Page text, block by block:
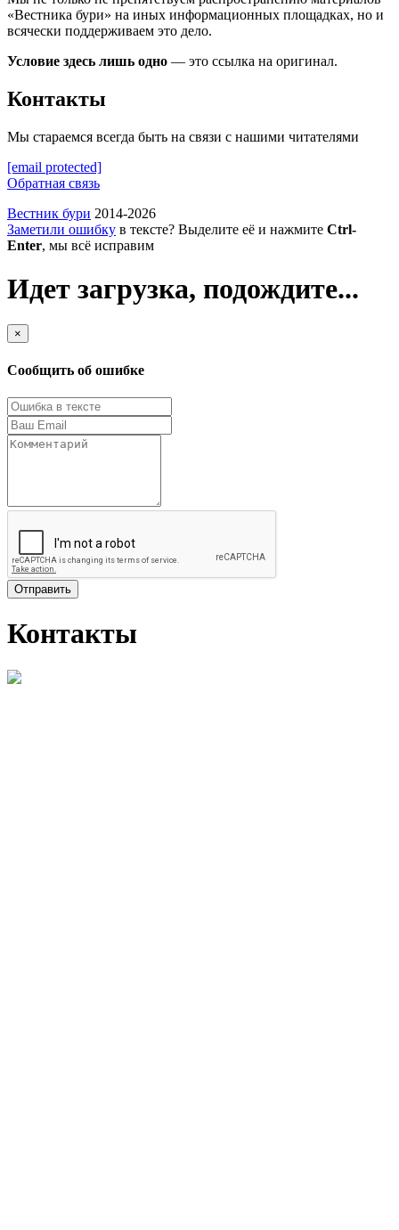
«Вестника бури» на иных информационных площадках, но и
всячески поддерживаем это дело.
Условие здесь лишь одно — это ссылка на оригинал.
Контакты
Мы стараемся всегда быть на связи с нашими читателями
[email protected]
Обратная связь
Вестник бури 2014-2026
Заметили ошибку в тексте? Выделите её и нажмите Ctrl-
Enter, мы всё исправим
Идет загрузка, подождите...
×
Сообщить об ошибке
Отправить
Контакты